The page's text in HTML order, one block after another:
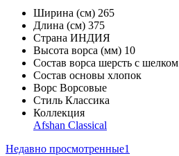
Ширина (см) 265
Длина (см) 375
Страна ИНДИЯ
Высота ворса (мм) 10
Состав ворса шерсть с шелком
Состав основы хлопок
Ворс Ворсовые
Стиль Классика
Коллекция
Afshan Classical
Недавно просмотренные1